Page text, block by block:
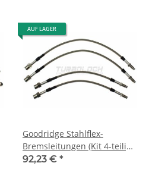
AUF LAGER
Goodridge Stahlflex-
Bremsleitungen (Kit 4-teilig,
ABE) - Audi Coupé Quattro
92,23 € *